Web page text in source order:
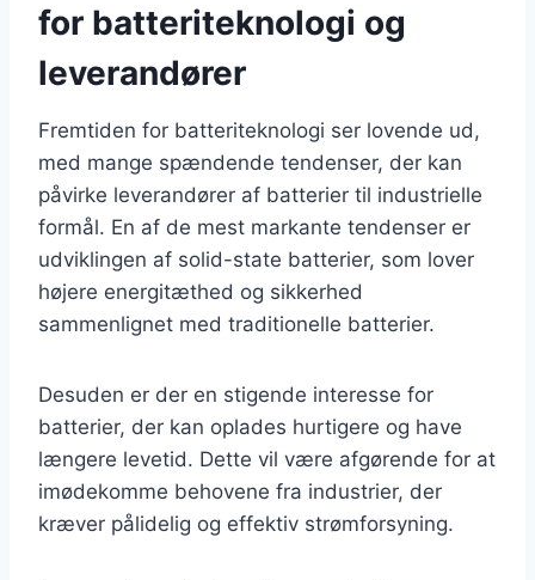
for batteriteknologi og
leverandører
Fremtiden for batteriteknologi ser lovende ud,
med mange spændende tendenser, der kan
påvirke leverandører af batterier til industrielle
formål. En af de mest markante tendenser er
udviklingen af solid-state batterier, som lover
højere energitæthed og sikkerhed
sammenlignet med traditionelle batterier.
Desuden er der en stigende interesse for
batterier, der kan oplades hurtigere og have
længere levetid. Dette vil være afgørende for at
imødekomme behovene fra industrier, der
kræver pålidelig og effektiv strømforsyning.